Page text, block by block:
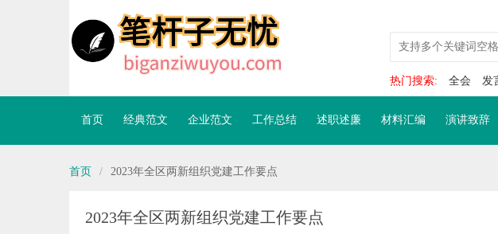
热门搜索: 全会 发
首页 经典范文 企业范文 工作总结 述职述廉 材料汇编 演讲致辞
首页 / 2023年全区两新组织党建工作要点
2023年全区两新组织党建工作要点